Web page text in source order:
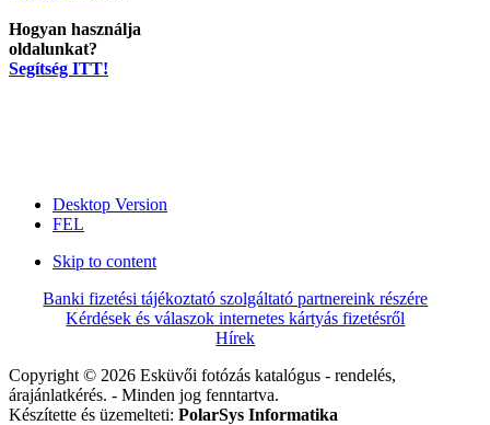
Hogyan használja
oldalunkat?
Segítség ITT!
Desktop Version
FEL
Skip to content
Banki fizetési tájékoztató szolgáltató partnereink részére
Kérdések és válaszok internetes kártyás fizetésről
Hírek
Copyright © 2026 Esküvői fotózás katalógus - rendelés,
árajánlatkérés. - Minden jog fenntartva.
Készítette és üzemelteti: PolarSys Informatika